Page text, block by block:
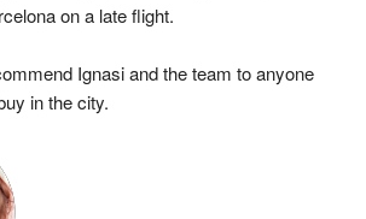
on a late flight.
Ignasi and the team to anyone
in the city.